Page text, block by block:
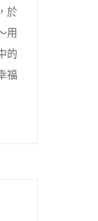
於
用
的
福